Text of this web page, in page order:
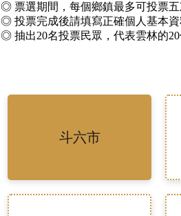
◎ 票選期間，每個鄉鎮最多可投票五
◎ 投票完成後請填寫正確個人基本資
◎ 抽出20名投票民眾，代表雲林的
斗六市